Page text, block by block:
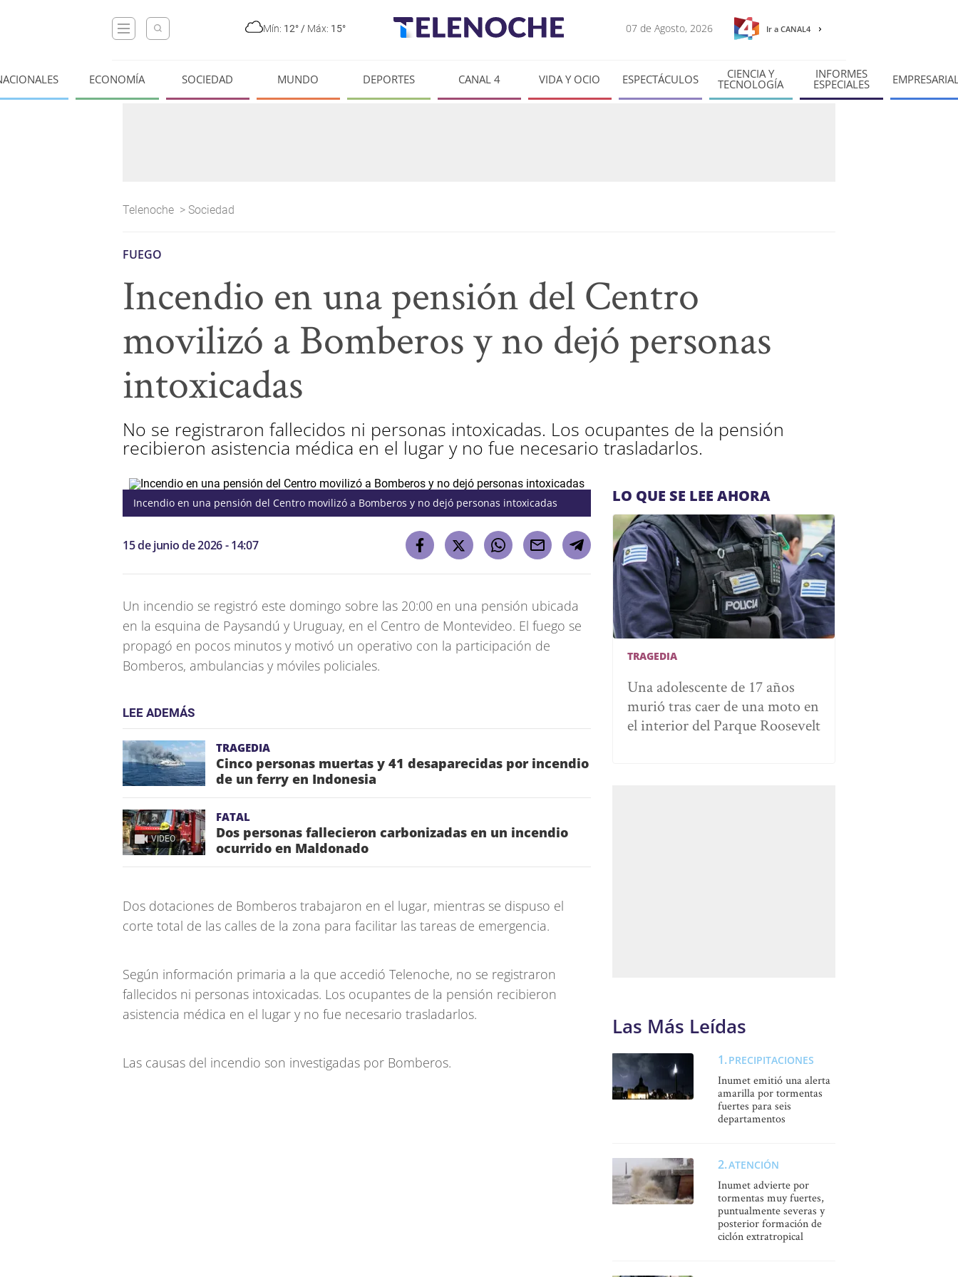
Mín: 12° / Máx: 15° 07 de Agosto, 2026 Ir a CANAL4
ECONOMÍA SOCIEDAD MUNDO DEPORTES CANAL 4 VIDA Y OCIO ESPECTÁCULOS CIENCIA Y
TECNOLOGÍA
INFORMES
ESPECIALES
Telenoche > Sociedad
FUEGO
Incendio en una pensión del Centro
movilizó a Bomberos y no dejó personas
intoxicadas
No se registraron fallecidos ni personas intoxicadas. Los ocupantes de la pensión
recibieron asistencia médica en el lugar y no fue necesario trasladarlos.
Incendio en una pensión del Centro movilizó a Bomberos y no dejó personas intoxicadas
15 de junio de 2026 - 14:07
Un incendio se registró este domingo sobre las 20:00 en una pensión ubicada
en la esquina de Paysandú y Uruguay, en el Centro de Montevideo. El fuego se
propagó en pocos minutos y motivó un operativo con la participación de
Bomberos, ambulancias y móviles policiales.
LEE ADEMÁS
TRAGEDIA
Cinco personas muertas y 41 desaparecidas por incendio
de un ferry en Indonesia
VIDEO
FATAL
Dos personas fallecieron carbonizadas en un incendio
ocurrido en Maldonado
Dos dotaciones de Bomberos trabajaron en el lugar, mientras se dispuso el
corte total de las calles de la zona para facilitar las tareas de emergencia.
Según información primaria a la que accedió Telenoche, no se registraron
fallecidos ni personas intoxicadas. Los ocupantes de la pensión recibieron
asistencia médica en el lugar y no fue necesario trasladarlos.
Las causas del incendio son investigadas por Bomberos.
LO QUE SE LEE AHORA
TRAGEDIA
Una adolescente de 17 años
murió tras caer de una moto en
el interior del Parque Roosevelt
Las Más Leídas
PRECIPITACIONES
Inumet emitió una alerta
amarilla por tormentas
fuertes para seis
departamentos
ATENCIÓN
Inumet advierte por
tormentas muy fuertes,
puntualmente severas y
posterior formación de
ciclón extratropical